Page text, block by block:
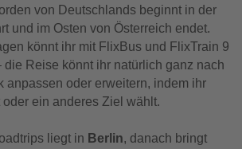
von Deutschlands beginnt in der
und im Osten von Österreich endet.
könnt ihr mit FlixBus und FlixTrain 9
die Reise könnt ihr natürlich ganz nach
anpassen oder erweitern, indem ihr
ein anderes Ziel wählt.
liegt in Berlin, danach bringt